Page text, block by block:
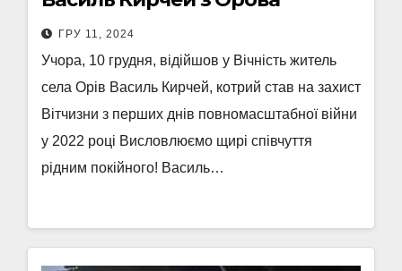
ГРУ 11, 2024
Учора, 10 грудня, відійшов у Вічність житель
села Орів Василь Кирчей, котрий став на захист
Вітчизни з перших днів повномасштабної війни
у 2022 році Висловлюємо щирі співчуття
рідним покійного! Василь…